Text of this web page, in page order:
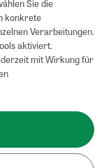
Sie die
konkrete
Verarbeitungen.
aktiviert.
mit Wirkung für
Pinterest